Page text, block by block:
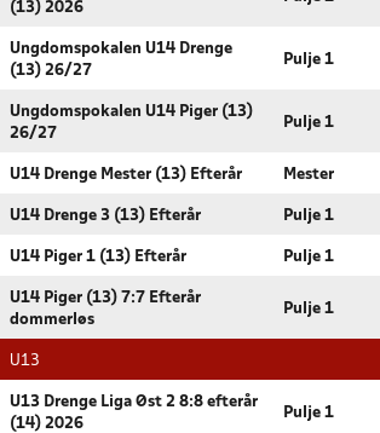
(13) 2026
Ungdomspokalen U14 Drenge
(13) 26/27
Pulje 1
Ungdomspokalen U14 Piger (13)
26/27
Pulje 1
U14 Drenge Mester (13) Efterår Mester
U14 Drenge 3 (13) Efterår Pulje 1
U14 Piger 1 (13) Efterår Pulje 1
U14 Piger (13) 7:7 Efterår
dommerløs
Pulje 1
U13
U13 Drenge Liga Øst 2 8:8 efterår
(14) 2026
Pulje 1